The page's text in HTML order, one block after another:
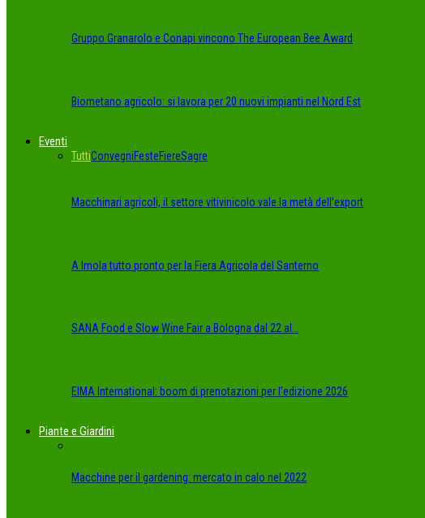
Gruppo Granarolo e Conapi vincono The European Bee Award
Biometano agricolo: si lavora per 20 nuovi impianti nel Nord Est
Eventi
TuttiConvegniFesteFiereSagre
Macchinari agricoli, il settore vitivinicolo vale la metà dell’export
A Imola tutto pronto per la Fiera Agricola del Santerno
SANA Food e Slow Wine Fair a Bologna dal 22 al…
EIMA International: boom di prenotazioni per l’edizione 2026
Piante e Giardini
Macchine per il gardening: mercato in calo nel 2022